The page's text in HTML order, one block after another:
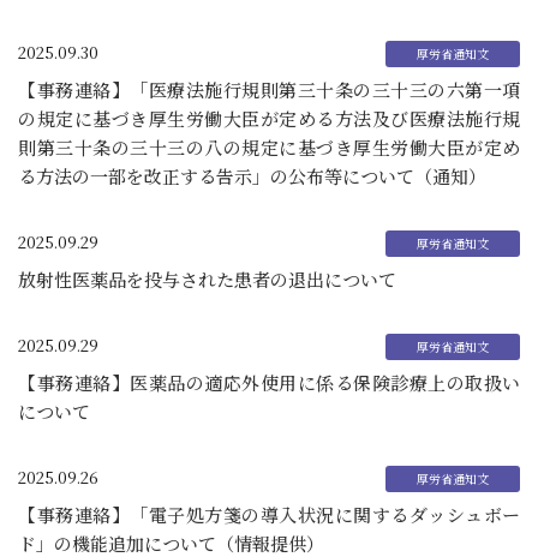
2025.09.30
【事務連絡】「医療法施行規則第三十条の三十三の六第一項
の規定に基づき厚生労働大臣が定める方法及び医療法施行規
則第三十条の三十三の八の規定に基づき厚生労働大臣が定め
る方法の一部を改正する告示」の公布等について（通知）
2025.09.29
放射性医薬品を投与された患者の退出について
2025.09.29
【事務連絡】医薬品の適応外使用に係る保険診療上の取扱い
について
2025.09.26
【事務連絡】「電子処方箋の導入状況に関するダッシュボー
ド」の機能追加について（情報提供）